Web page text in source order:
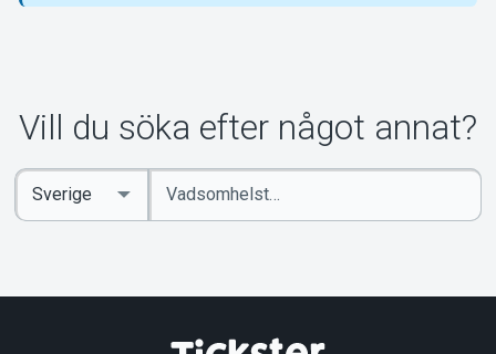
Vill du söka efter något annat?
Ange
sökord
Select
Country